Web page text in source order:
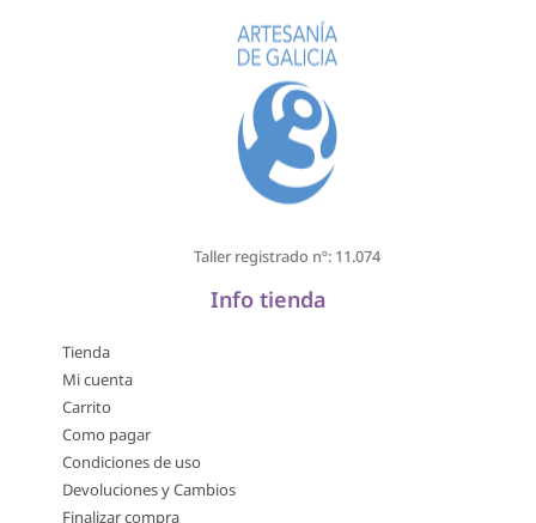
Taller registrado nº: 11.074
Info tienda
Tienda
Mi cuenta
Carrito
Como pagar
Condiciones de uso
Devoluciones y Cambios
Finalizar compra